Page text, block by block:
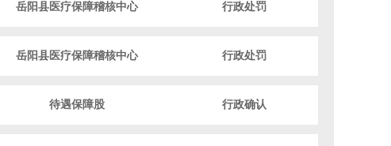
岳阳县医疗保障稽核中心 行政处罚
岳阳县医疗保障稽核中心 行政处罚
待遇保障股 行政确认